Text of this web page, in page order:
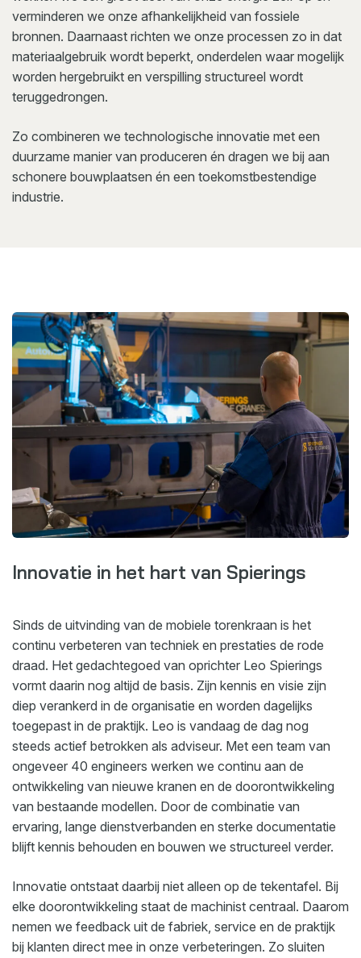
verminderen we onze afhankelijkheid van fossiele
bronnen. Daarnaast richten we onze processen zo in dat
materiaalgebruik wordt beperkt, onderdelen waar mogelijk
worden hergebruikt en verspilling structureel wordt
teruggedrongen.
Zo combineren we technologische innovatie met een
duurzame manier van produceren én dragen we bij aan
schonere bouwplaatsen én een toekomstbestendige
industrie.
Innovatie in het hart van Spierings
Sinds de uitvinding van de mobiele torenkraan is het
continu verbeteren van techniek en prestaties de rode
draad. Het gedachtegoed van oprichter Leo Spierings
vormt daarin nog altijd de basis. Zijn kennis en visie zijn
diep verankerd in de organisatie en worden dagelijks
toegepast in de praktijk. Leo is vandaag de dag nog
steeds actief betrokken als adviseur. Met een team van
ongeveer 40 engineers werken we continu aan de
ontwikkeling van nieuwe kranen en de doorontwikkeling
van bestaande modellen. Door de combinatie van
ervaring, lange dienstverbanden en sterke documentatie
blijft kennis behouden en bouwen we structureel verder.
Innovatie ontstaat daarbij niet alleen op de tekentafel. Bij
elke doorontwikkeling staat de machinist centraal. Daarom
nemen we feedback uit de fabriek, service en de praktijk
bij klanten direct mee in onze verbeteringen. Zo sluiten